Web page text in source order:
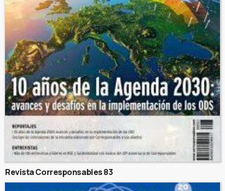
Revista Corresponsables 83